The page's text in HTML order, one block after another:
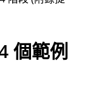
個範例